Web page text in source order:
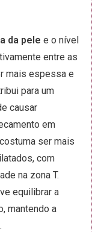
da pele e o nível
entre as
mais espessa e
para um
causar
em
ser mais
com
na zona T.
equilibrar a
mantendo a